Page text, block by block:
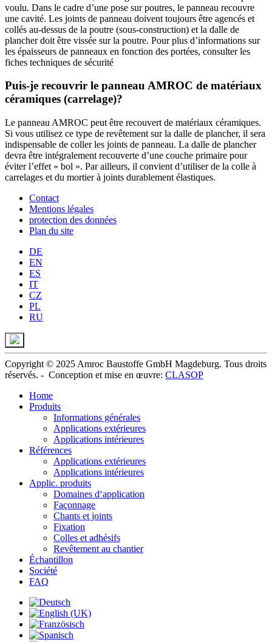
voulu. Dans le cadre d’une pose sur poutres, le panneau recouvre
une cavité. Les joints de panneau doivent toujours être agencés et
collés au-dessus de la poutre (sous-construction) et la dalle de
plancher doit être vissée sur la poutre. Pour plus d’informations sur
les épaisseurs de panneaux en fonction des portées, consulter les
fiches techniques de sécurité
Puis-je recouvrir le panneau AMROC de matériaux
céramiques (carrelage)?
Le panneau AMROC peut être recouvert de matériaux céramiques.
Si vous utilisez ce type de revêtement sur la dalle de plancher, il sera
indispensable de coller les joints de panneau. La dalle de plancher
devra être intégralement recouverte d’une couche primaire pour
éviter l’effet « bol ». Par ailleurs, il convient d’utiliser de la colle à
carrelages et du mortier à joints durablement élastiques.
Contact
Mentions légales
protection des données
Plan du site
DE
EN
ES
IT
CZ
PL
RU
Copyright © 2025 Amroc Baustoffe GmbH Magdeburg. Tous droits
réservés. - Conception et mise en œuvre: CLASOP
Home
Produits
Informations générales
Applications extérieures
Applications intérieures
Références
Applications extérieures
Applications intérieures
Applic. produits
Domaines d‘application
Façonnage
Chants et joints
Fixation
Colles et adhésifs
Revêtement au chantier
Échantillon
Société
FAQ